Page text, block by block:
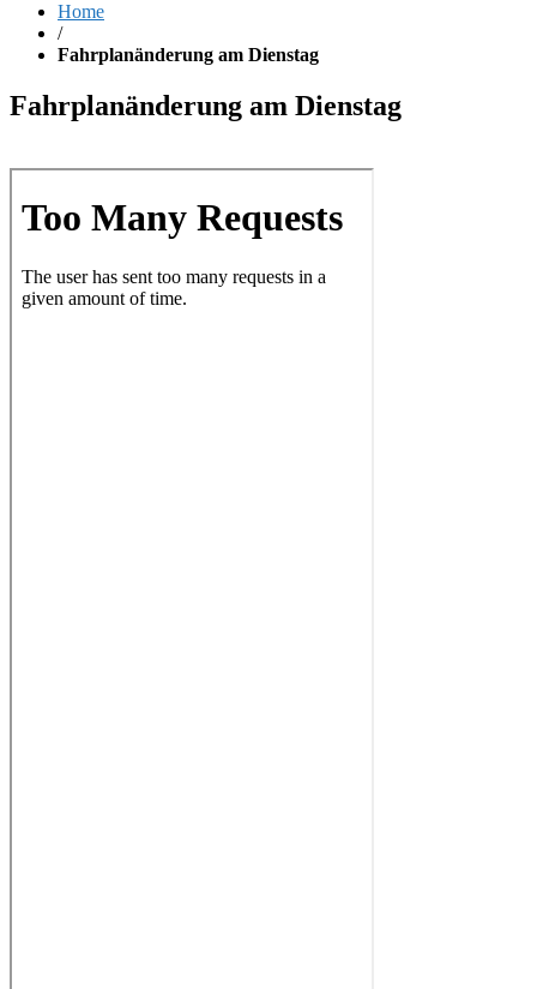
Home
/
Fahrplanänderung am Dienstag
Fahrplanänderung am Dienstag